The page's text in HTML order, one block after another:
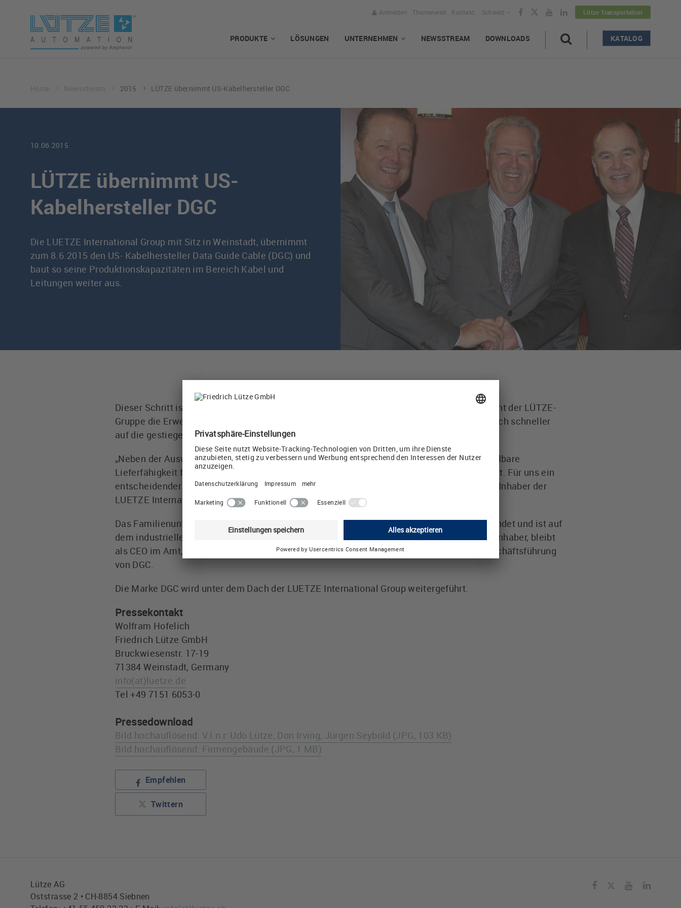
Lütze Transportation
Schweiz
Anmelden Themenwelt Kontakt
PRODUKTE LÖSUNGEN UNTERNEHMEN NEWSSTREAM DOWNLOADS KATALOG
2015 LÜTZE übernimmt US-Kabelhersteller DGC
10.06.2015
LÜTZE übernimmt US-
Kabelhersteller DGC
Die LUETZE International Group mit Sitz in Weinstadt, übernimmt
zum 8.6.2015 den US- Kabelhersteller Data Guide Cable (DGC) und
baut so seine Produktionskapazitäten im Bereich Kabel und
Leitungen weiter aus.
Dieser Schritt ist Teil des strategischen Ausbaus des LÜTZE-Kabelgeschäfts und ermöglicht der LÜTZE-
Gruppe die Erweiterung der weltweiten Kabelproduktion. LÜTZE ist dadurch in der Lage noch schneller
auf die gestiegenen Anforderungen einer global produzierenden Industrie zu reagieren.
„Neben der Ausweitung unserer Fertigungskapazitäten ist durch diesen Schritt die unmittelbare
Lieferfähigkeit für unsere Kunden im Bereich Industrial Automation weltweit sicher gestellt. Für uns ein
entscheidender Schritt zum Ausbau der Marke Leitungen - Made by LÜTZE“, so Udo Lütze, Inhaber der
LUETZE International Group.
Das Familienunternehmen DGC Inc. mit Sitz in Gardner, Massachusetts, wurde 1983 gegründet und ist auf
dem industriellen Automatisierungsmarkt tätig. Don Irving, Gründer und bisheriger Firmeninhaber, bleibt
als CEO im Amt, LÜTZE US-Geschäftsführer Jürgen Seybold übernimmt zusätzlich die Geschäftsführung
von DGC.
Die Marke DGC wird unter dem Dach der LUETZE International Group weitergeführt.
Pressekontakt
Wolfram Hofelich
Friedrich Lütze GmbH
Bruckwiesenstr. 17-19
71384 Weinstadt, Germany
info(at)luetze.de
Tel +49 7151 6053-0
Pressedownload
Bild hochauflösend: V.l.n.r: Udo Lütze, Don Irving, Jürgen Seybold (JPG, 103 KB)
Bild hochauflösend: Firmengebäude (JPG, 1 MB)
Empfehlen
Twittern
Lütze AG
Oststrasse 2 • CH-8854 Siebnen